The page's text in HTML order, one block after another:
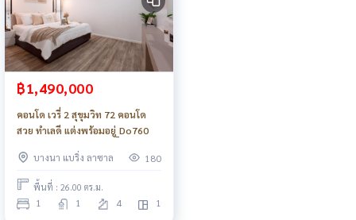
฿1,490,000
คอนโด เวรี่ 2 สุขุมวิท 72 คอนโด
สวย ทำเลดี แต่งพร้อมอยู่_Do760
บางนา แบริ่ง ลาซาล 180
พื้นที่ : 26.00 ตร.ม.
1 1 4 1